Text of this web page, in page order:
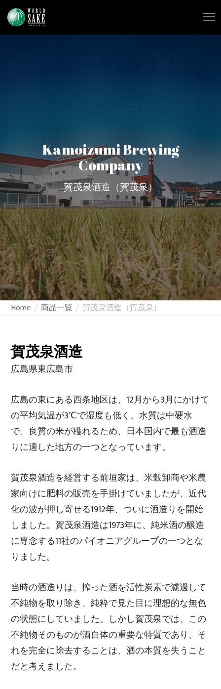
Kamoizumi Brewing
Company
賀茂泉酒造（賀茂泉）
Home 商品一覧 賀茂泉酒造（賀茂泉）
賀茂泉酒造
広島県東広島市
広島の東にある西条地区は、12月から3月にかけて
の平均気温が3℃で湿度も低く、水質は中硬水
で、良質の米が穫れるため、日本国内で最も酒造
りに適した地方の一つとなっています。
賀茂泉酒造を経営する前垣家は、米穀卸商や米農
家向けに肥料の販売を手掛けていましたが、近代
化の波が押し寄せる1912年、ついに酒造りを開始
しました。賀茂泉酒造は1973年に、純米酒の醸造
に専念する11社のパイオニアグループの一つとな
りました。
当時の酒造りは、搾った酒を活性炭素で濾過して
不純物を取り除き、純粋で見た目に理想的な無色
の状態にしていました。しかし賀茂泉では、この
不純物そのものが酒自体の重要な特質であり、そ
れを完全に除去することは、酒の本質を失うこと
だと考えました。